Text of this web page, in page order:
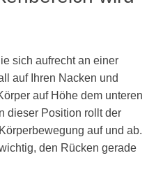
sich aufrecht an einer
auf Ihren Nacken und
auf Höhe dem unteren
dieser Position rollt der
auf und ab.
den Rücken gerade